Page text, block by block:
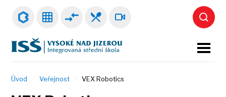
Úvod Veřejnost VEX Robotics